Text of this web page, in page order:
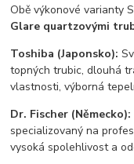
Obě výkonové varianty
Glare quartzovými
Toshiba (Japonsko):
topných trubic, dlouhá
vlastnosti, výborná
Dr. Fischer (Německo):
specializovaný na
vysoká spolehlivost a